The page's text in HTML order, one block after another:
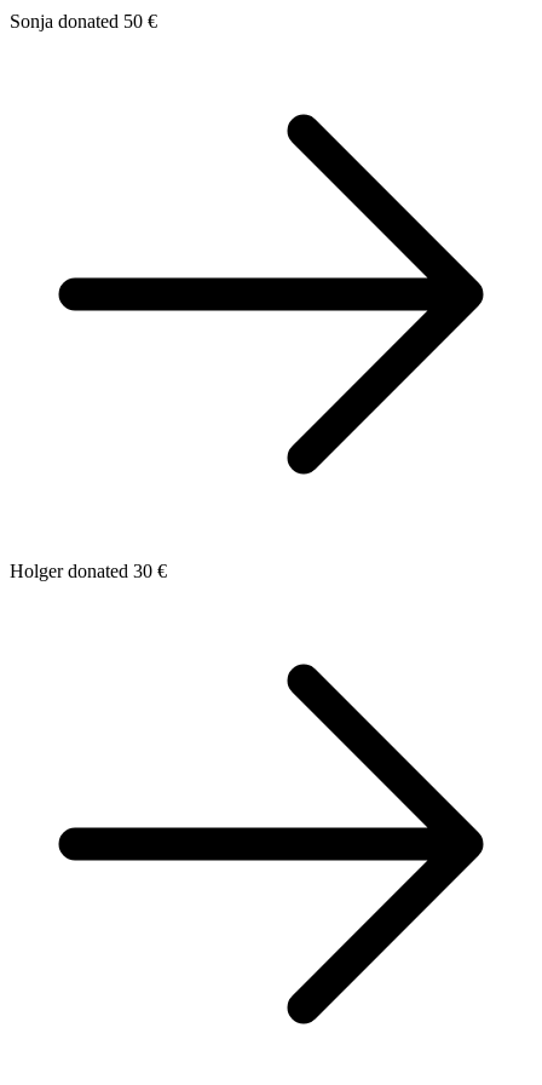
Sonja donated 50 €
Holger donated 30 €